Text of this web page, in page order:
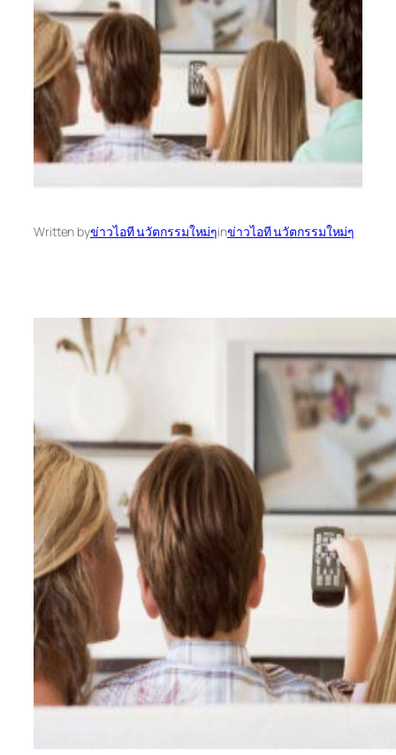
Written byข่าวไอที นวัตกรรมใหม่ๆinข่าวไอที นวัตกรรมใหม่ๆ